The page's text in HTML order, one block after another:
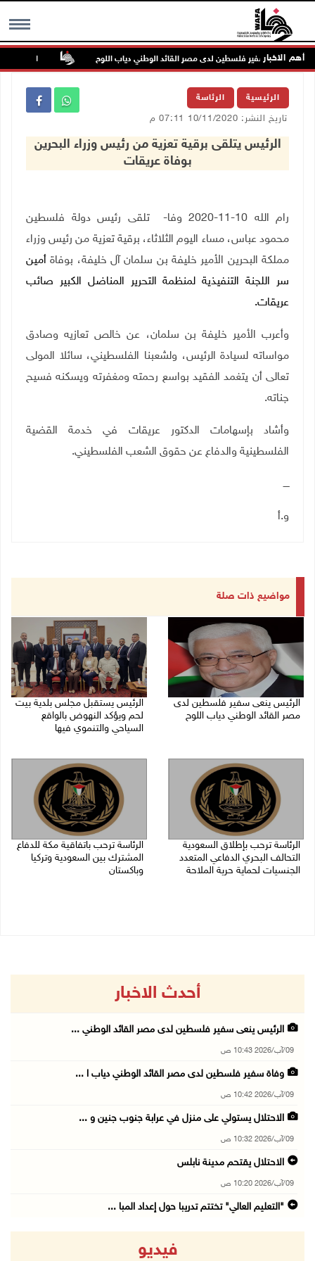
MENU أهم الاخبار
وفاة سفير فلسطين لدى مصر القائد الوطني دياب اللوح الرئيس
الرئيسية الرئاسة
تاريخ النشر: 10/11/2020 07:11 م
الرئيس يتلقى برقية تعزية من رئيس وزراء البحرين
بوفاة عريقات
رام الله 10-11-2020 وفا-
تلقى رئيس دولة فلسطين
محمود عباس، مساء اليوم الثلاثاء، برقية تعزية من رئيس وزراء
مملكة البحرين الأمير خليفة بن سلمان آل خليفة، بوفاةأمين
سر اللجنة التنفيذية لمنظمة التحرير المناضل الكبير صائب
عريقات.
وأعرب الأمير خليفة بن سلمان، عن خالص تعازيه وصادق
مواساته لسيادة الرئيس، ولشعبنا الفلسطيني، سائلا المولى
تعالى أن يتغمد الفقيد بواسع رحمته ومغفرته ويسكنه فسيح
جناته.
وأشاد بإسهامات الدكتور عريقات في خدمة القضية
الفلسطينية والدفاع عن حقوق الشعب الفلسطيني.
ــــ
و.أ
مواضيع ذات صلة
الرئيس ينعى سفير فلسطين لدى
مصر القائد الوطني دياب اللوح
الرئيس يستقبل مجلس بلدية بيت
لحم ويؤكد النهوض بالواقع
السياحي والتنموي فيها
الرئاسة ترحب بإطلاق السعودية
التحالف البحري الدفاعي المتعدد
الجنسيات لحماية حرية الملاحة
الرئاسة ترحب باتفاقية مكة للدفاع
المشترك بين السعودية وتركيا
وباكستان
أحدث الاخبار
الرئيس ينعى سفير فلسطين لدى مصر القائد الوطني ...
09/آب/2026 10:43 ص
وفاة سفير فلسطين لدى مصر القائد الوطني دياب ا ...
09/آب/2026 10:42 ص
الاحتلال يستولي على منزل في عرابة جنوب جنين و ...
09/آب/2026 10:32 ص
الاحتلال يقتحم مدينة نابلس
09/آب/2026 10:20 ص
"التعليم العالي" تختتم تدريبا حول إعداد المبا ...
وفاة شابة متأثرة بإصابتها جراء حادث سير قرب ج ...
فيديو